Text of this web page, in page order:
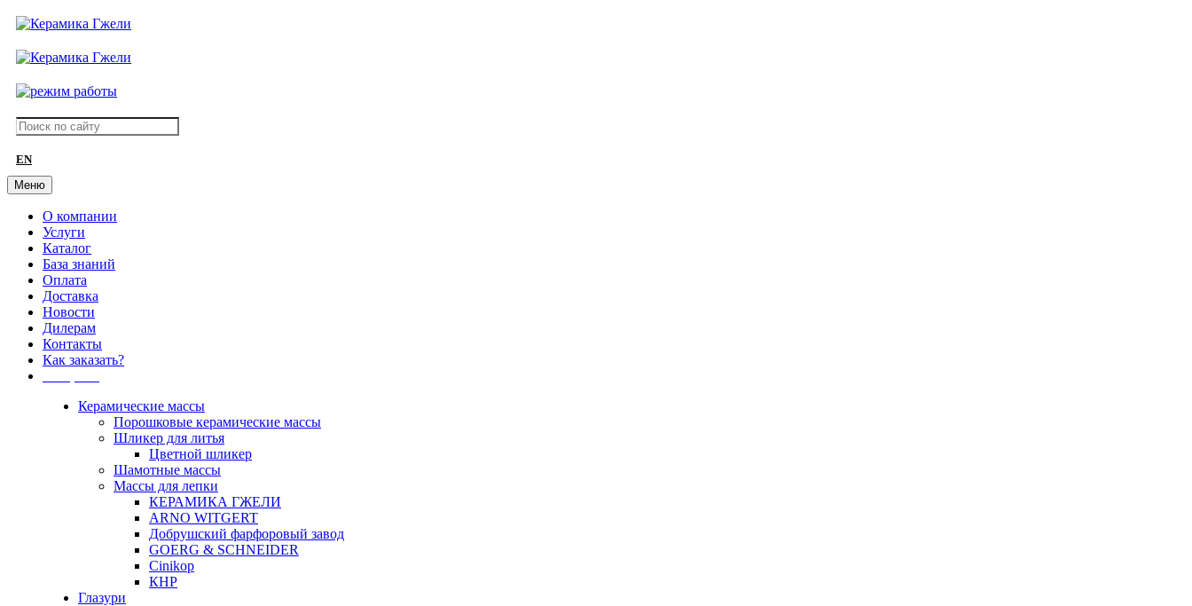
EN
Меню
О компании
Услуги
Каталог
База знаний
Оплата
Доставка
Новости
Дилерам
Контакты
Как заказать?
Керамические массы
Порошковые керамические массы
Шликер для литья
Цветной шликер
Шамотные массы
Массы для лепки
КЕРАМИКА ГЖЕЛИ
ARNO WITGERT
Добрушский фарфоровый завод
GOERG & SCHNEIDER
Cinikop
КНР
Глазури